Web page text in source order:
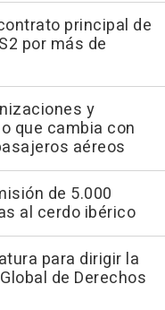
principal de
por más de
y
que cambia con
aéreos
de 5.000
al cerdo ibérico
para dirigir la
de Derechos